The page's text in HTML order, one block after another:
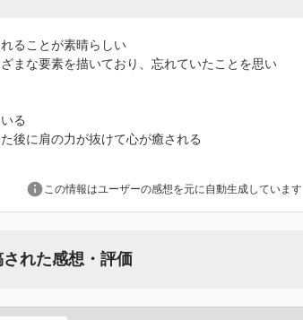
ることが素晴らしい
まな要素を描いており、忘れていたことを思い
る
後に肩の力が抜けて心が癒される
この情報はユーザーの感想を元に自動生成しています
された感想・評価